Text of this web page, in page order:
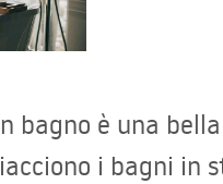
bagno è una
i bagni in